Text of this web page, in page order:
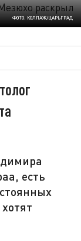
ФОТО: КОЛЛАЖ/ЦАРЬГРАД
есть